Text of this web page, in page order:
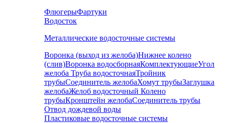
ФлюгерыФартуки
Водосток
Металлические водосточные системы
Воронка (выход из желоба)Нижнее колено
(слив)Воронка водосборнаяКомплектующиеУгол
желоба Труба водосточнаяТройник
трубыСоединитель желобаХомут трубыЗаглушка
желобаЖелоб водосточный Колено
трубыКронштейн желобаСоединитель трубы
Отвод дождевой воды
Пластиковые водосточные системы